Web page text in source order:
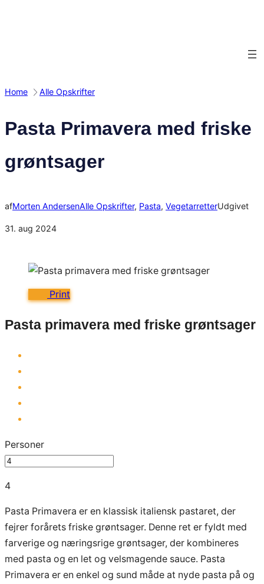
Home Alle Opskrifter
Pasta Primavera med friske
grøntsager
afMorten AndersenAlle Opskrifter, Pasta, VegetarretterUdgivet
31. aug 2024
Print
Pasta primavera med friske grøntsager
Personer
4
Pasta Primavera er en klassisk italiensk pastaret, der
fejrer forårets friske grøntsager. Denne ret er fyldt med
farverige og næringsrige grøntsager, der kombineres
med pasta og en let og velsmagende sauce. Pasta
Primavera er en enkel og sund måde at nyde pasta på og